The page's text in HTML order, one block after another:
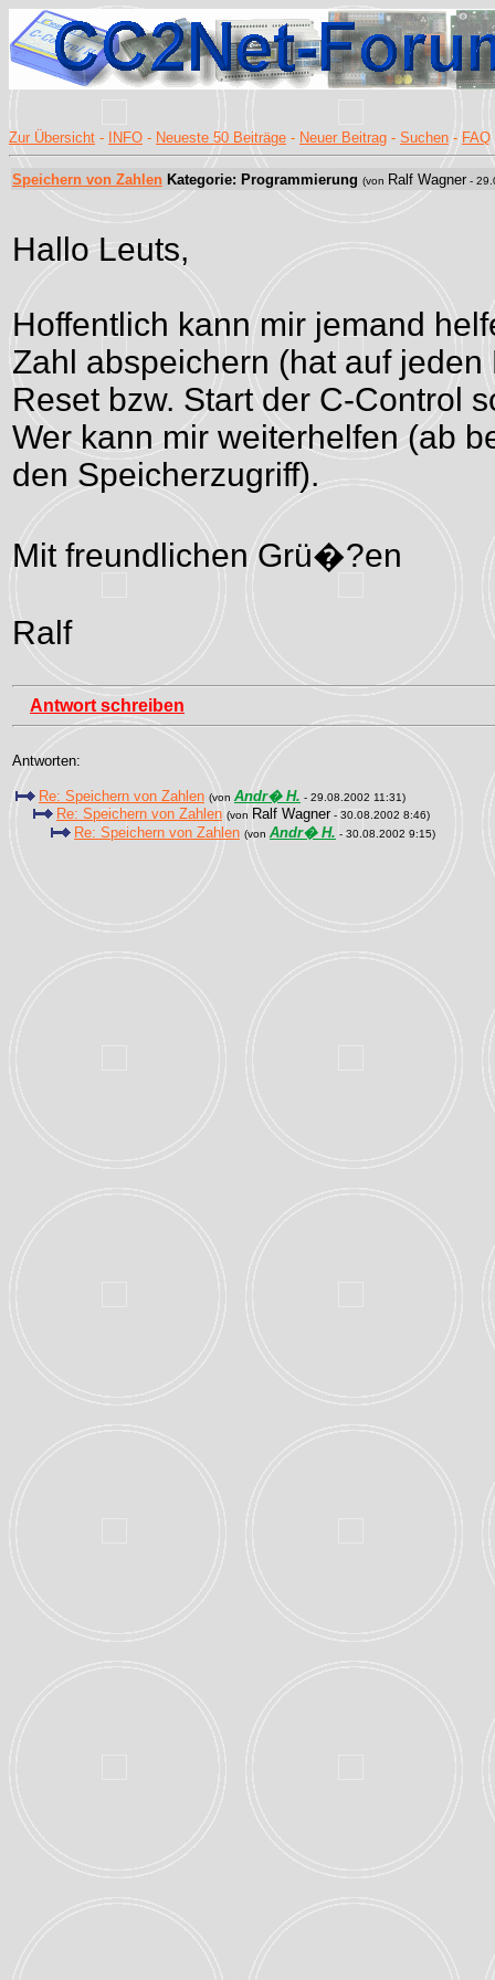
Zur Übersicht - INFO - Neueste 50 Beiträge - Neuer Beitrag - Suchen - FAQ
Speichern von Zahlen Kategorie: Programmierung (von Ralf Wagner -
Hallo Leuts,
Hoffentlich kann mir jemand
Zahl abspeichern (hat auf
Reset bzw. Start der C-Control
Wer kann mir weiterhelfen (ab
den Speicherzugriff).
Mit freundlichen Grü�?en
Ralf
Antwort schreiben
Antworten:
Re: Speichern von Zahlen (von Andr� H. - 29.08.2002 11:31)
Re: Speichern von Zahlen (von Ralf Wagner - 30.08.2002 8:46)
Re: Speichern von Zahlen (von Andr� H. - 30.08.2002 9:15)